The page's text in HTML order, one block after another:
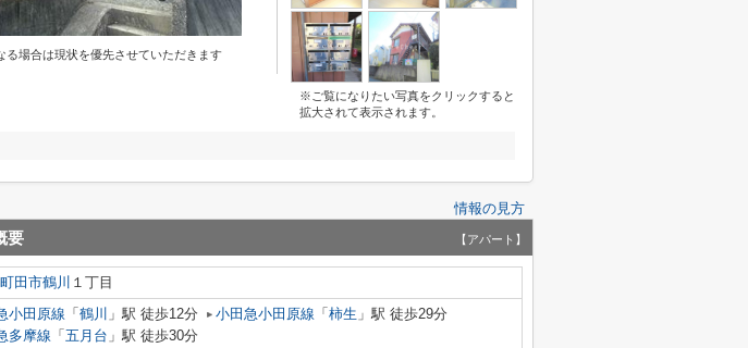
場合は現状を優先させていただきます
※ご覧になりたい写真をクリックすると
拡大されて表示されます。
情報の見方
要 【アパート】
町田市鶴川 １丁目
小田原線 「 鶴川 」駅 徒歩12分 小田急小田原線 「 柿生 」駅 徒歩29分
多摩線 「 五月台 」駅 徒歩30分